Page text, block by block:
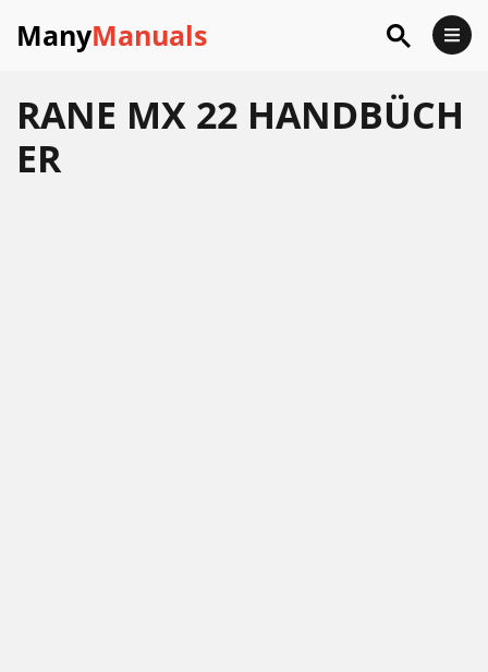
ManyManuals
RANE MX 22 HANDBÜCH
ER